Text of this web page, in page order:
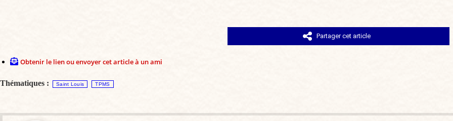
Partager cet article
Obtenir le lien ou envoyer cet article à un ami
Thématiques : Saint Louis TPMS